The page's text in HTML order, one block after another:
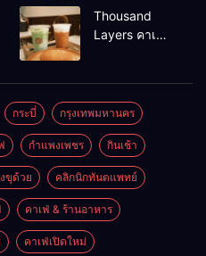
อร่อยร้านดัง
หาดใหญ่
Thousand
Layers คาเฟ่
กระบี่ กรุงเทพมหานคร
กำแพงเพชร กินเช้า
ขุด้วย คลิกนิกทันตแพทย์
คาเฟ่ & ร้านอาหาร
คาเฟ่เปิดใหม่